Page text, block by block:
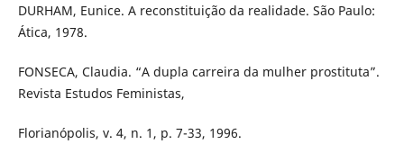
DURHAM, Eunice. A reconstituição da realidade. São Paulo:
Ática, 1978.
FONSECA, Claudia. “A dupla carreira da mulher prostituta”.
Revista Estudos Feministas,
Florianópolis, v. 4, n. 1, p. 7-33, 1996.